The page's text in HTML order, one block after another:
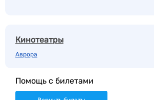
Кинотеатры
Аврора
Помощь с билетами